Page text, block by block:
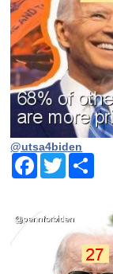
@utsa4biden
Facebook
Twitter